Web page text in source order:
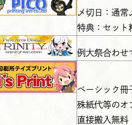
〆切日：通常
特典：セット
例大祭合わせ
ベーシック冊
殊紙代等のオ
直接搬入無料